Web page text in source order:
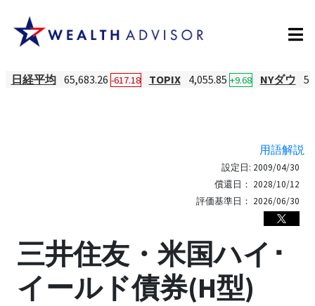
日経平均 65,683.26 -617.18 TOPIX 4,055.85 +9.68 NYダウ
用語解説
設定日: 2009/04/30
償還日： 2028/10/12
評価基準日： 2026/06/30
三井住友・米国ハイ･
イールド債券(H型)